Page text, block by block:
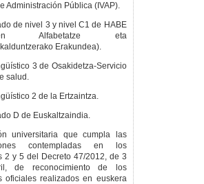
Administración Pública (IVAP).
de nivel 3 y nivel C1 de HABE
Alfabetatze eta
Erakundea).
3 de Osakidetza-Servicio
salud.
2 de la Ertzaintza.
D de Euskaltzaindia.
universitaria que cumpla las
contempladas en los
2 y 5 del Decreto 47/2012, de 3
de reconocimiento de los
oficiales realizados en euskera